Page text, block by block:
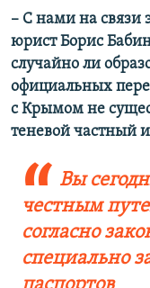
– С нами на связи
юрист Борис
случайно ли
официальных
с Крымом не
теневой частный
Вы
честным
согласно
специально